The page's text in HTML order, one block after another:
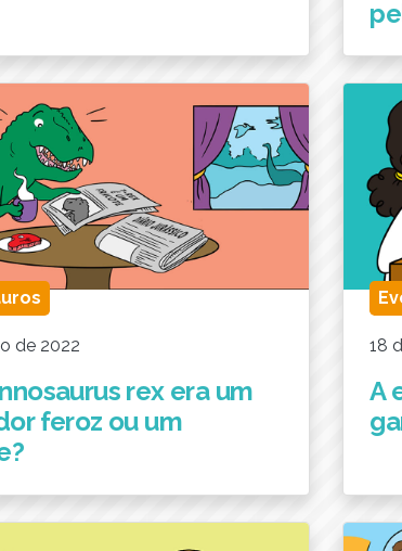
de 2022
rex era um
feroz ou um
18
A